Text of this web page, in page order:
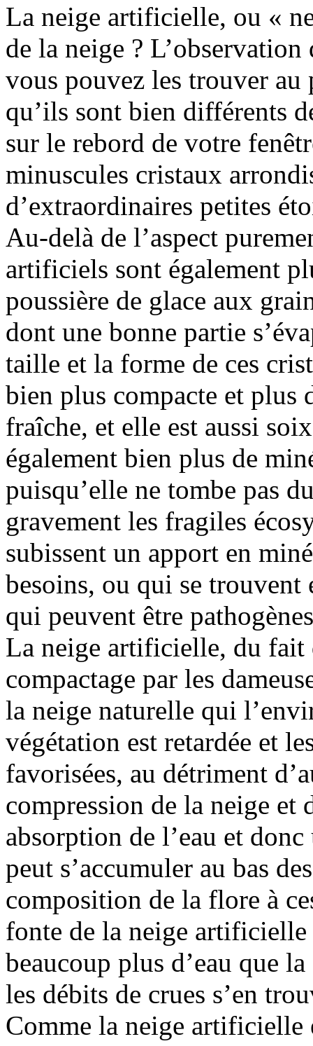
La neige artificielle, ou «
de la neige ?
vous pouvez les trouver au
qu’ils sont bien différents
sur le rebord de votre
minuscules cristaux
d’extraordinaires petites
Au-delà de l’aspect
artificiels sont également
poussière de glace aux
dont une bonne partie
taille et la forme de ces
bien plus compacte et plus
fraîche, et elle est aussi
également bien plus de
puisqu’elle ne tombe pas
gravement les fragiles
subissent un apport en
besoins, ou qui se trouvent
qui peuvent être
La neige artificielle, du fait
compactage par les
la neige naturelle qui
végétation est retardée et
favorisées, au détriment
compression de la neige et
absorption de l’eau et
peut s’accumuler au bas
composition de la flore à
fonte de la neige
beaucoup plus d’eau que
les débits de crues s’en
Comme la neige artificielle